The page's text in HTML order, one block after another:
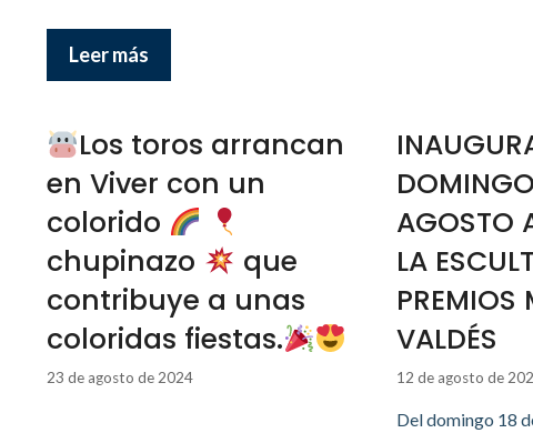
Leer más
Los toros arrancan
en Viver con un
colorido
chupinazo
que
contribuye a unas
coloridas fiestas.
23 de agosto de 2024
AGOSTO
LA
PREMIOS
VALDÉS
12 de agosto de
Del domingo 18